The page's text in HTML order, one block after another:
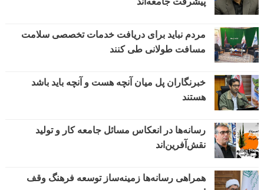
مردم نباید برای دریافت خدمات تخصصی سلامت
مسافت طولانی طی کنند
خبرنگاران پل میان آنچه هست و آنچه باید باشد
هستند
رسانه‌ها در انعکاس مسائل جامعه کار و تولید
نقش‌آفرین‌اند
همراهی رسانه‌ها زمینه‌ساز توسعه فرهنگ وقف